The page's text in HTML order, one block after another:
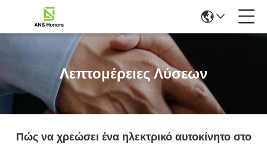
Λεπτομέρειες Λύσεων
Πώς να χρεώσει ένα ηλεκτρικό αυτοκίνητο στο